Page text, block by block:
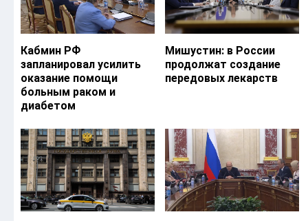
Кабмин РФ
запланировал усилить
оказание помощи
больным раком и
диабетом
Мишустин: в России
продолжат создание
передовых лекарств